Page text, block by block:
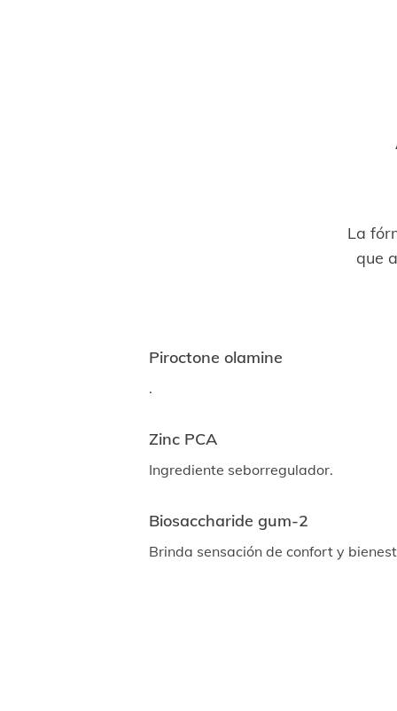
La
que
Piroctone olamine
.
Zinc PCA
Ingrediente seborregulador.
Biosaccharide gum-2
Brinda sensación de confort y